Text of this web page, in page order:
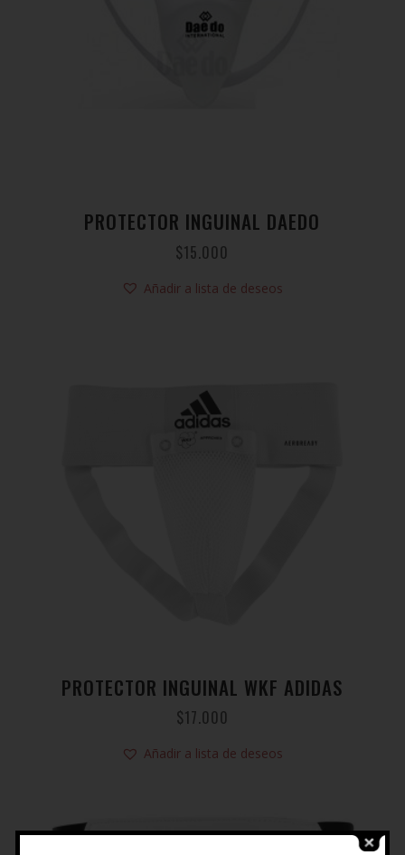
PROTECTOR INGUINAL DAEDO
$15.000
Añadir a lista de deseos
PROTECTOR INGUINAL WKF ADIDAS
$17.000
Añadir a lista de deseos